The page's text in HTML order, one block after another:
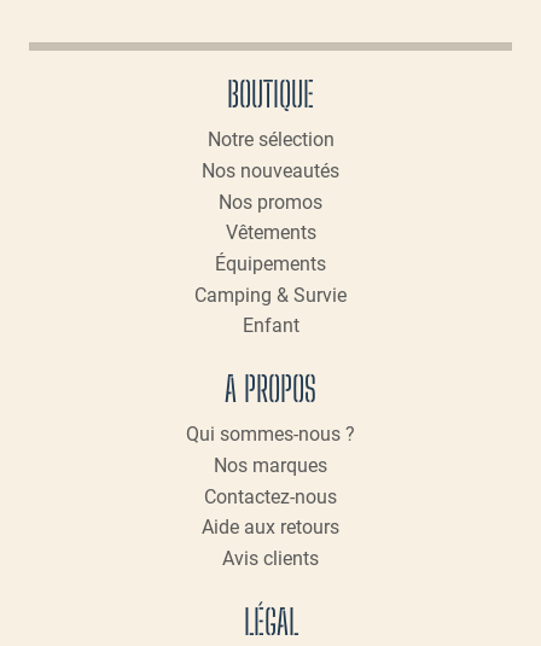
BOUTIQUE
Notre sélection
Nos nouveautés
Nos promos
Vêtements
Équipements
Camping & Survie
Enfant
A PROPOS
Qui sommes-nous ?
Nos marques
Contactez-nous
Aide aux retours
Avis clients
LÉGAL